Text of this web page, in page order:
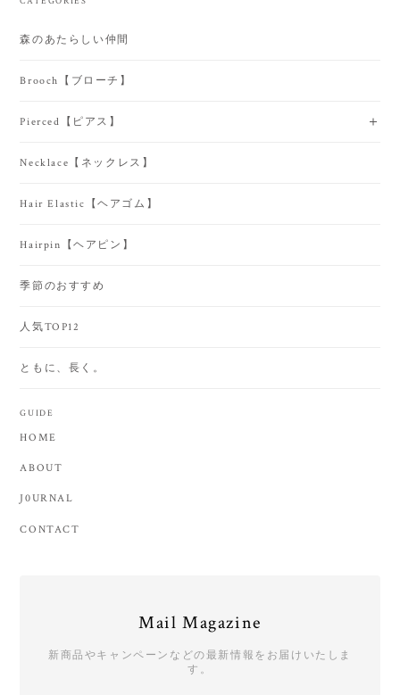
森のあたらしい仲間
Brooch【ブローチ】
Pierced【ピアス】
Necklace【ネックレス】
Hair Elastic【ヘアゴム】
Hairpin【ヘアピン】
季節のおすすめ
人気TOP12
ともに、長く。
GUIDE
HOME
ABOUT
J0URNAL
CONTACT
Mail Magazine
新商品やキャンペーンなどの最新情報をお届けいたしま
す。